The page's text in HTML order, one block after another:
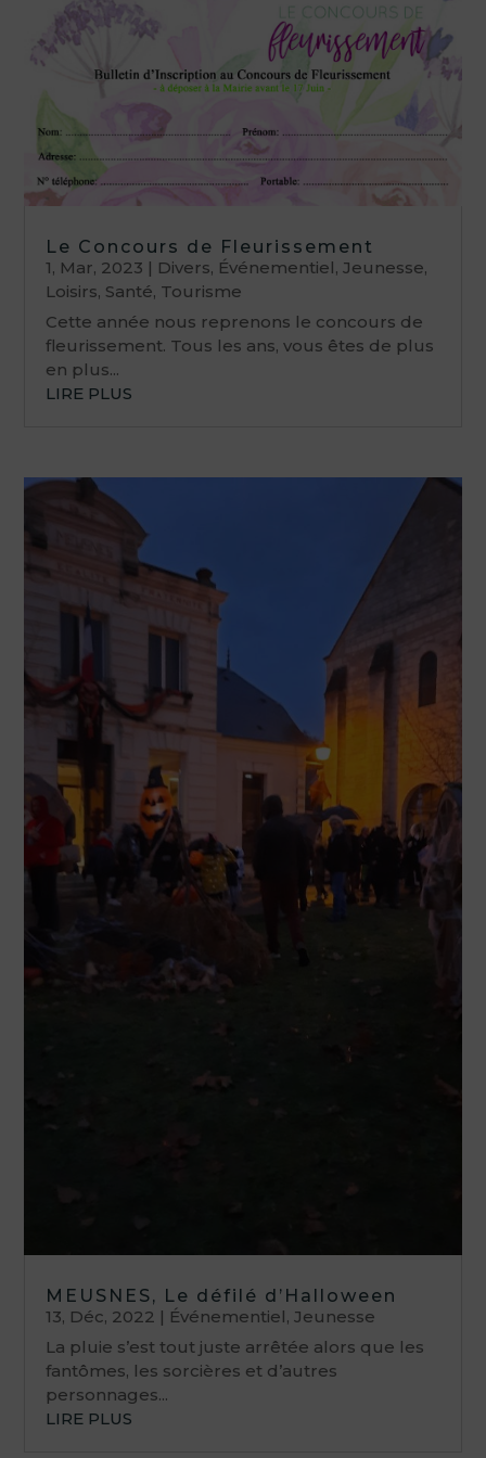
Le Concours de Fleurissement
1, Mar, 2023 | Divers, Événementiel,Jeunesse,
Loisirs, Santé, Tourisme
Cette année nous reprenons le concours de
fleurissement. Tous les ans, vous êtes de plus
en plus...
LIRE PLUS
MEUSNES, Le défilé d’Halloween
13, Déc, 2022 | Événementiel,Jeunesse
La pluie s’est tout juste arrêtée alors que les
fantômes, les sorcières et d’autres
personnages...
LIRE PLUS